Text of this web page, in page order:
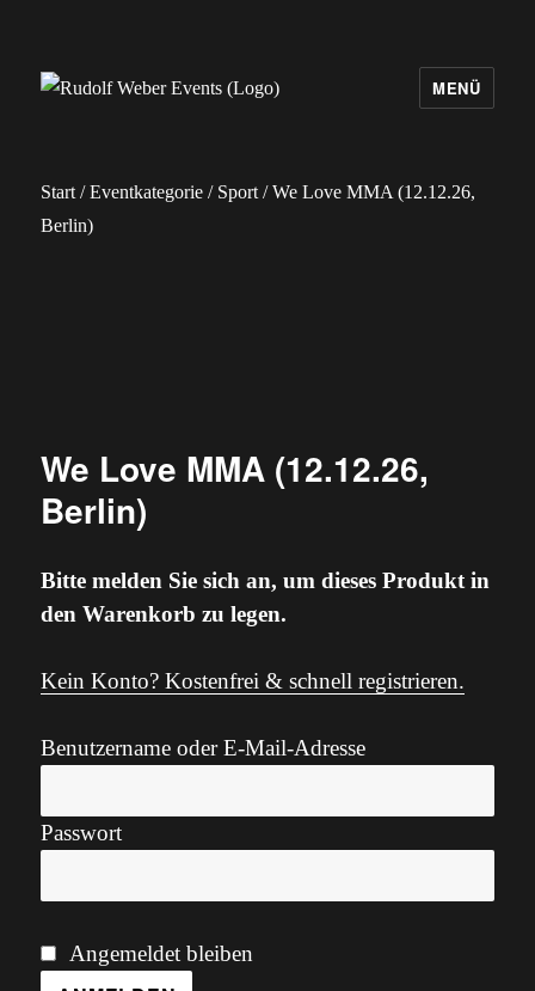
MENÜ
Start /Eventkategorie / Sport / We Love MMA (12.12.26,
Berlin)
We Love MMA (12.12.26,
Berlin)
Bitte melden Sie sich an, um dieses Produkt in
den Warenkorb zu legen.
Kein Konto? Kostenfrei & schnell registrieren.
Benutzername oder E-Mail-Adresse
Passwort
Angemeldet bleiben